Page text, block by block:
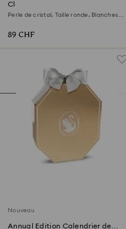
Clous d'oreilles Matrix
Perle de cristal, Taille ronde, Blanches,
89 CHF
Nouveau
Annual Edition Calendrier de